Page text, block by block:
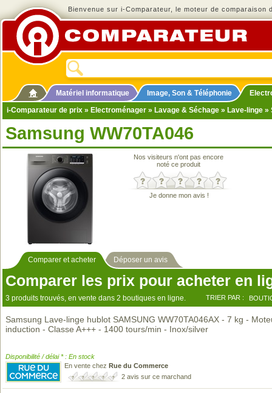
Bienvenue sur i-Comparateur, le moteur de comparaison
Matériel informatique Image, Son & Téléphonie
i-Comparateur de prix » Electroménager » Lavage & Séchage » Lave-linge »
Samsung WW70TA046
Nos visiteurs n'ont pas encore
noté ce produit
Je donne mon avis !
Comparer et acheter Déposer un avis
Comparer les prix pour acheter en
3 produits trouvés, en vente dans 2 boutiques en ligne. TRIER PAR :
Samsung Lave-linge hublot SAMSUNG WW70TA046AX - 7 kg -
induction - Classe A+++ - 1400 tours/min - Inox/silver
Disponibilité / délai * : En stock
En vente chez Rue du Commerce
2 avis sur ce marchand